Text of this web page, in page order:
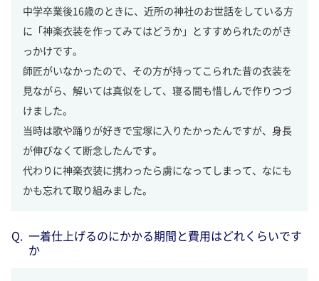
中学卒業後16歳のときに、近所の神社のお世話をしている方
に「神楽衣装を作ってみてはどうか」とすすめられたのがき
っかけです。
師匠がいなかったので、その方が持ってこられた昔の衣装を
見ながら、解いては真似をして、寝る間も惜しんで作りつづ
けました。
当時は歌や踊りが好きで宝塚に入りたかったんですが、身長
が伸びなくて断念したんです。
代わりに神楽衣装に携わったら虜になってしまって、なにも
かも忘れて取り組みました。
一着仕上げるのにかかる期間と費用はどれくらいです
か